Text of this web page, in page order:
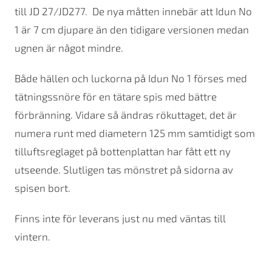
till JD 27/JD277. De nya måtten innebär att Idun No
1 är 7 cm djupare än den tidigare versionen medan
ugnen är något mindre.
Både hällen och luckorna på Idun No 1 förses med
tätningssnöre för en tätare spis med bättre
förbränning. Vidare så ändras rökuttaget, det är
numera runt med diametern 125 mm samtidigt som
tilluftsreglaget på bottenplattan har fått ett ny
utseende. Slutligen tas mönstret på sidorna av
spisen bort.
Finns inte för leverans just nu med väntas till
vintern.